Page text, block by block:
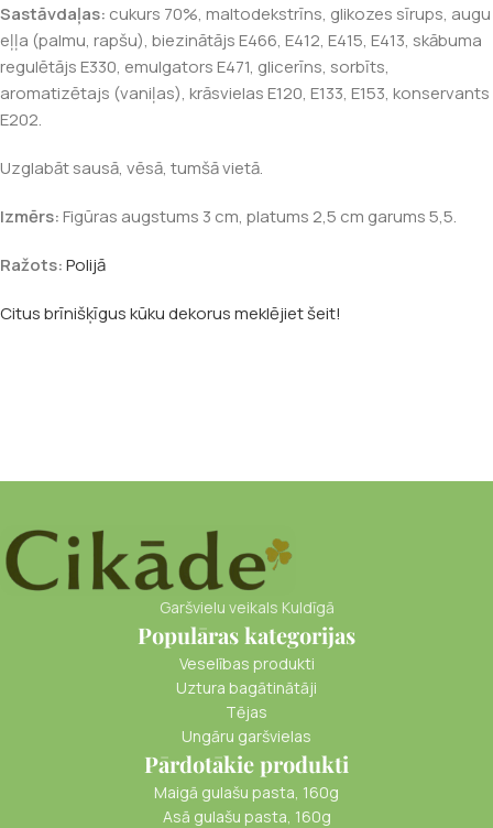
Sastāvdaļas: cukurs 70%, maltodekstrīns, glikozes sīrups, augu
eļļa (palmu, rapšu), biezinātājs E466, E412, E415, E413, skābuma
regulētājs E330, emulgators E471, glicerīns, sorbīts,
aromatizētajs (vaniļas), krāsvielas E120, E133, E153, konservants
E202.
Uzglabāt sausā, vēsā, tumšā vietā.
Izmērs:Figūras augstums 3 cm, platums 2,5 cm garums 5,5.
Ražots:Polijā
Citus brīnišķīgus kūku dekorus meklējiet šeit!
Garšvielu veikals Kuldīgā
Populāras kategorijas
Veselības produkti
Uztura bagātinātāji
Tējas
Ungāru garšvielas
Pārdotākie produkti
Maigā gulašu pasta, 160g
Asā gulašu pasta, 160g